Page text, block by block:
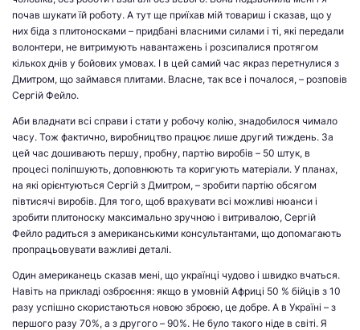
почав шукати їй роботу. А тут ще приїхав мій товариш і сказав, що у
них біда з плитоносками – придбані власними силами і ті, які передали
волонтери, не витримують навантажень і розсипалися протягом
кількох днів у бойових умовах. І в цей самий час якраз перетнулися з
Дмитром, що займався плитами. Власне, так все і почалося, – розповів
Сергій Фейло.
Аби владнати всі справи і стати у робочу колію, знадобилося чимало
часу. Тож фактично, виробництво працює лише другий тиждень. За
цей час дошивають першу, пробну, партію виробів – 50 штук, в
процесі поліпшують, доповнюють та коригують матеріали. У планах,
на які орієнтуються Сергій з Дмитром, – зробити партію обсягом
півтисячі виробів. Для того, щоб врахувати всі можливі нюанси і
зробити плитоноску максимально зручною і витривалою, Сергій
Фейло радиться з американськими консультантами, що допомагають
пропрацьовувати важливі деталі.
Один американець сказав мені, що українці чудово і швидко вчаться.
Навіть на прикладі озброєння: якщо в умовній Африці 50 % бійців з 10
разу успішно скористаються новою зброєю, це добре. А в Україні – з
першого разу 70%, а з другого – 90%. Не було такого ніде в світі. Я